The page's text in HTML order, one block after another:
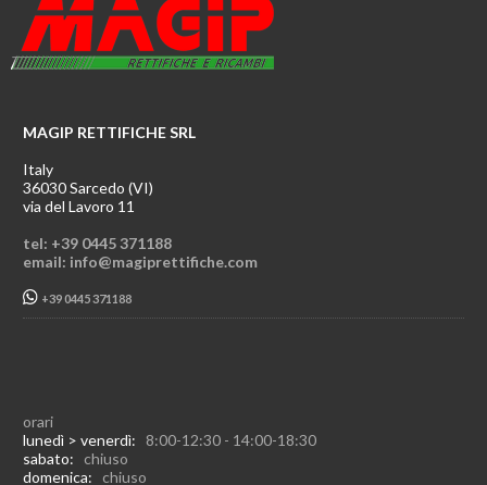
MAGIP RETTIFICHE SRL
Italy
36030 Sarcedo (VI)
via del Lavoro 11
tel: +39 0445 371188
email: info@magiprettifiche.com
+39 0445 371188
orari
lunedì > venerdì: 8:00-12:30 - 14:00-18:30
sabato: chiuso
domenica: chiuso